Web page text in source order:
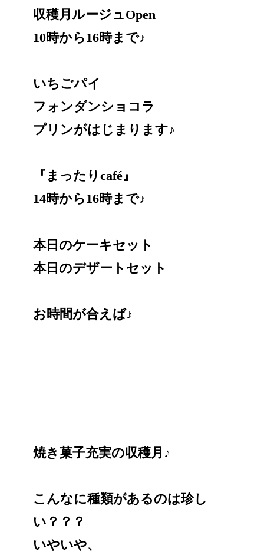
収穫月ルージュOpen
10時から16時まで♪
いちごパイ
フォンダンショコラ
プリンがはじまります♪
『まったりcafé』
14時から16時まで♪
本日のケーキセット
本日のデザートセット
お時間が合えば♪
焼き菓子充実の収穫月♪
こんなに種類があるのは珍し
い？？？
いやいや、